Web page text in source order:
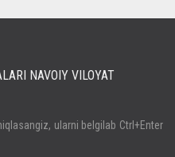
NAVOIY VILOYAT
ularni belgilab Ctrl+Enter